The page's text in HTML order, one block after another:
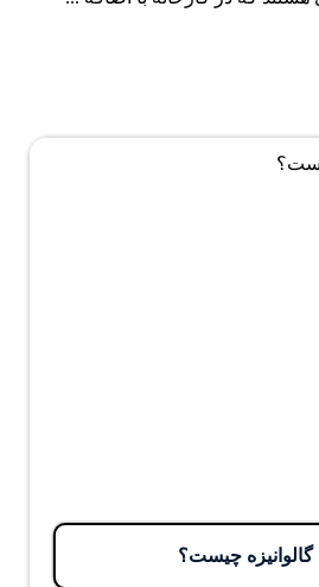
گالوانیزه چیست؟